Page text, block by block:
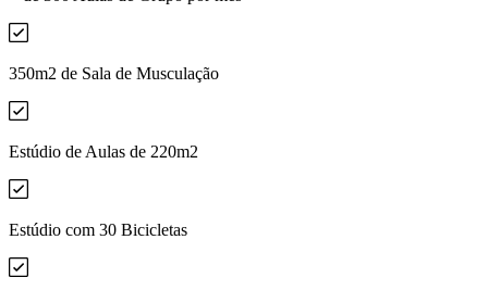
350m2 de Sala de Musculação
Estúdio de Aulas de 220m2
Estúdio com 30 Bicicletas